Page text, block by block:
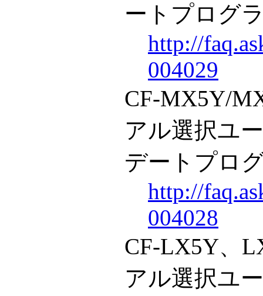
ートプログ
http://
004029
CF-MX5Y/
アル選択ユ
デートプロ
http://
004028
CF-LX5Y、
アル選択ユ